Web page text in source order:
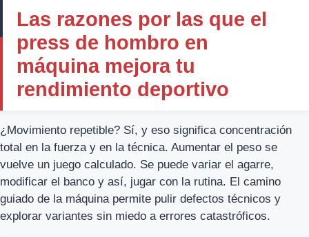
Las razones por las que el
press de hombro en
máquina mejora tu
rendimiento deportivo
¿Movimiento repetible? Sí, y eso significa concentración
total en la fuerza y en la técnica. Aumentar el peso se
vuelve un juego calculado. Se puede variar el agarre,
modificar el banco y así, jugar con la rutina. El camino
guiado de la máquina permite pulir defectos técnicos y
explorar variantes sin miedo a errores catastróficos.